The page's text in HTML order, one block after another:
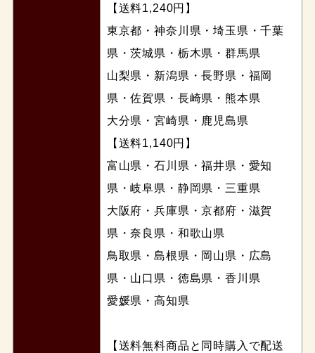
【送料1,240円】
東京都・神奈川県・埼玉県・千葉
県・茨城県・栃木県・群馬県
山梨県・新潟県・長野県・福岡
県・佐賀県・長崎県・熊本県
大分県・宮崎県・鹿児島県
【送料1,140円】
富山県・石川県・福井県・愛知
県・岐阜県・静岡県・三重県
大阪府・兵庫県・京都府・滋賀
県・奈良県・和歌山県
鳥取県・島根県・岡山県・広島
県・山口県・徳島県・香川県
愛媛県・高知県
【送料無料商品と同時購入で配送